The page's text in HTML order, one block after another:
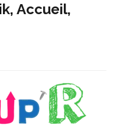
Accueil,